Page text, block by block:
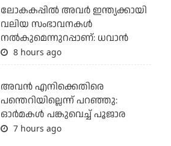
ലോകകപ്പിൽ അവര്‍ ഇന്ത്യക്കായി
വലിയ സംഭാവനകള്‍
നല്‍കുമെന്നുറപ്പാണ്: ധവാന്‍
8 hours ago
അവന്‍ എനിക്കെതിരെ
പന്തെറിയില്ലെന്ന് പറഞ്ഞു:
ഓര്‍മകള്‍ പങ്കുവെച്ച് പൂജാര
7 hours ago